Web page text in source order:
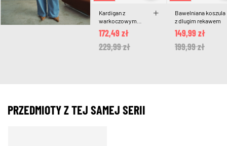
Kardigan z
warkoczowym
splotem i zlotymi
guzikami
Price reduced from
229,99 zł
172,49 zł
Bawelniana koszula
z dlugim rekawem
Price reduced
199,99 złto
149,99 zł
PRZEDMIOTY Z TEJ SAMEJ SERII